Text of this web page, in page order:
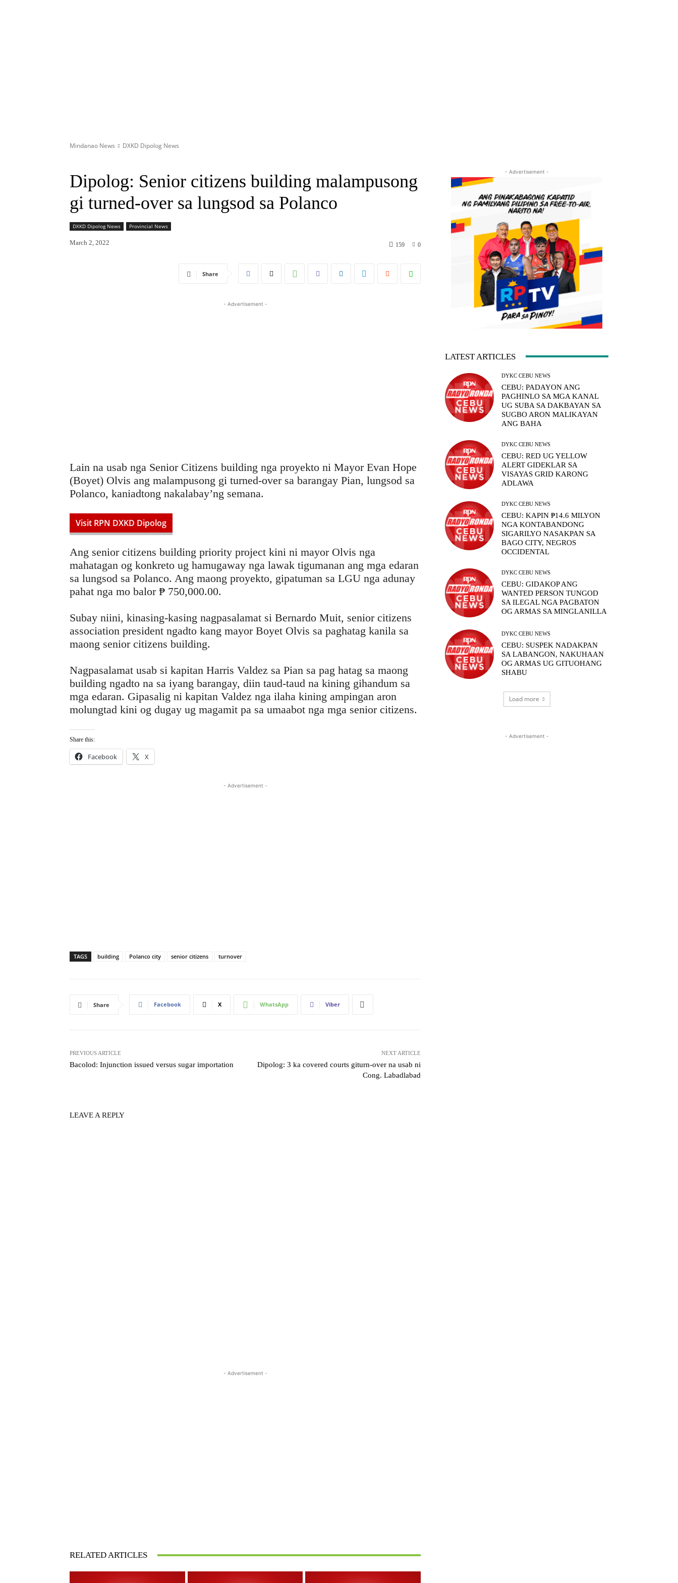
Mindanao News DXKD Dipolog News
Dipolog: Senior citizens building malampusong
gi turned-over sa lungsod sa Polanco
DXKD Dipolog News Provincial News
March 2, 2022 0
159
Share
- Advertisement -
Lain na usab nga Senior Citizens building nga proyekto ni Mayor Evan Hope
(Boyet) Olvis ang malampusong gi turned-over sa barangay Pian, lungsod sa
Polanco, kaniadtong nakalabay’ng semana.
Visit RPN DXKD Dipolog
Ang senior citizens building priority project kini ni mayor Olvis nga
mahatagan og konkreto ug hamugaway nga lawak tigumanan ang mga edaran
sa lungsod sa Polanco. Ang maong proyekto, gipatuman sa LGU nga adunay
pahat nga mo balor ₱ 750,000.00.
Subay niini, kinasing-kasing nagpasalamat si Bernardo Muit, senior citizens
association president ngadto kang mayor Boyet Olvis sa paghatag kanila sa
maong senior citizens building.
Nagpasalamat usab si kapitan Harris Valdez sa Pian sa pag hatag sa maong
building ngadto na sa iyang barangay, diin taud-taud na kining gihandum sa
mga edaran. Gipasalig ni kapitan Valdez nga ilaha kining ampingan aron
molungtad kini og dugay ug magamit pa sa umaabot nga mga senior citizens.
Share this:
Facebook X
- Advertisement -
TAGS building Polanco city senior citizens turnover
Share Facebook X WhatsApp Viber
PREVIOUS ARTICLE
Bacolod: Injunction issued versus sugar importation
NEXT ARTICLE
Dipolog: 3 ka covered courts giturn-over na usab ni
Cong. Labadlabad
LEAVE A REPLY
- Advertisement -
RELATED ARTICLES
- Advertisement -
LATEST ARTICLES
DYKC CEBU NEWS
CEBU: PADAYON ANG
PAGHINLO SA MGA KANAL
UG SUBA SA DAKBAYAN SA
SUGBO ARON MALIKAYAN
ANG BAHA
DYKC CEBU NEWS
CEBU: RED UG YELLOW
ALERT GIDEKLAR SA
VISAYAS GRID KARONG
ADLAWA
DYKC CEBU NEWS
CEBU: KAPIN ₱14.6 MILYON
NGA KONTABANDONG
SIGARILYO NASAKPAN SA
BAGO CITY, NEGROS
OCCIDENTAL
DYKC CEBU NEWS
CEBU: GIDAKOP ANG
WANTED PERSON TUNGOD
SA ILEGAL NGA PAGBATON
OG ARMAS SA MINGLANILLA
DYKC CEBU NEWS
CEBU: SUSPEK NADAKPAN
SA LABANGON, NAKUHAAN
OG ARMAS UG GITUOHANG
SHABU
Load more
- Advertisement -